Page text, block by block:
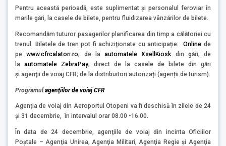
Pentru această perioadă, este suplimentat și personalul feroviar în
marile gări, la casele de bilete, pentru fluidizarea vânzărilor de bilete.
Recomandăm tuturor pasagerilor planificarea din timp a călătoriei cu
trenul. Biletele de tren pot fi achiziţionate cu anticipație:Online de
pewww.cfrcalatori.ro; de la automatele XsellKiosk din gări; de
la automatele ZebraPay; direct de la casele de bilete din gări
și agenţii de voiaj CFR; de la distribuitori autorizați (agenții de turism).
Programulagenţiilor de voiaj CFR
Agenţia de voiaj din Aeroportul Otopeni va fi deschisă în zilele de 24
şi 31 decembrie, în intervalul orar 08.00 -16.00.
În data de 24 decembrie, agenţiile de voiaj din incinta Oficiilor
Poştale – Agenţia Unirea, Agenţia Militari, Agenţia Regie şi Agenţia